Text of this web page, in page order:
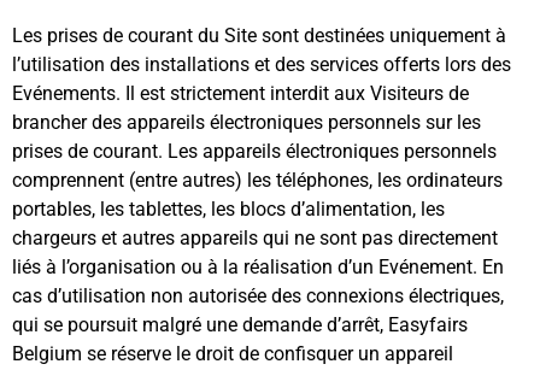
Les prises de courant du Site sont destinées uniquement à
l’utilisation des installations et des services offerts lors des
Evénements. Il est strictement interdit aux Visiteurs de
brancher des appareils électroniques personnels sur les
prises de courant. Les appareils électroniques personnels
comprennent (entre autres) les téléphones, les ordinateurs
portables, les tablettes, les blocs d’alimentation, les
chargeurs et autres appareils qui ne sont pas directement
liés à l’organisation ou à la réalisation d’un Evénement. En
cas d’utilisation non autorisée des connexions électriques,
qui se poursuit malgré une demande d’arrêt, Easyfairs
Belgium se réserve le droit de confisquer un appareil